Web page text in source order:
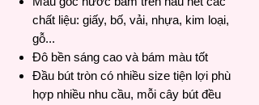
chất liệu: giấy, bố, vải, nhựa, kim loại,
gỗ...
Đô bền sáng cao và bám màu tốt
Đầu bút tròn có nhiều size tiện lợi phù
hợp nhiều nhu cầu, mỗi cây bút đều